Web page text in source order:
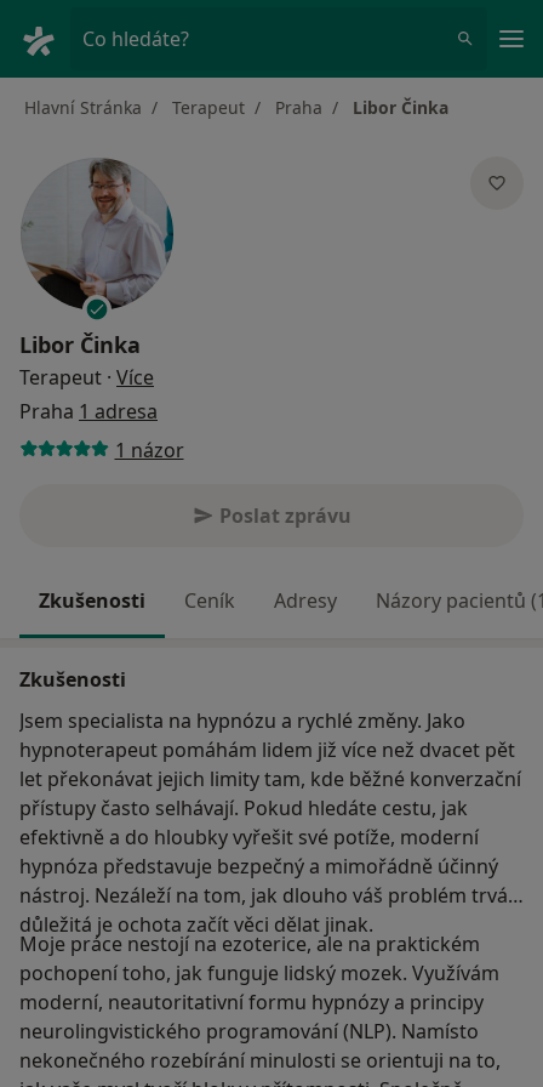
Co hledáte?
Hlavní Stránka Terapeut Praha Libor Činka
Libor Činka
Terapeut · Více
Praha 1 adresa
1 názor
Poslat zprávu
Zkušenosti Ceník Adresy Názory pacientů
Zkušenosti
Jsem specialista na hypnózu a rychlé změny. Jako
hypnoterapeut pomáhám lidem již více než dvacet pět
let překonávat jejich limity tam, kde běžné konverzační
přístupy často selhávají. Pokud hledáte cestu, jak
efektivně a do hloubky vyřešit své potíže, moderní
hypnóza představuje bezpečný a mimořádně účinný
nástroj. Nezáleží na tom, jak dlouho váš problém trvá,
důležitá je ochota začít věci dělat jinak.
Moje práce nestojí na ezoterice, ale na praktickém
pochopení toho, jak funguje lidský mozek. Využívám
moderní, neautoritativní formu hypnózy a principy
neurolingvistického programování (NLP). Namísto
nekonečného rozebírání minulosti se orientuji na to,